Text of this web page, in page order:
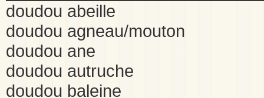
doudou abeille
doudou agneau/mouton
doudou ane
doudou autruche
doudou baleine